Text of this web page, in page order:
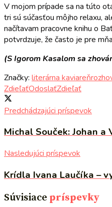
V mojom prípade sa na túto
tri sú súčasťou môjho relaxu,
načítavam pracovne knihu o
potvrdzuje, že často je pre
(S Igorom Kasalom sa
Značky: literárna kaviareň
ZdieľaťOdoslaťZdieľať
Predchádzajúci príspevok
Michal Souček: Johan a
Nasledujúci príspevok
Krídla Ivana Laučíka –
Súvisiace príspevky